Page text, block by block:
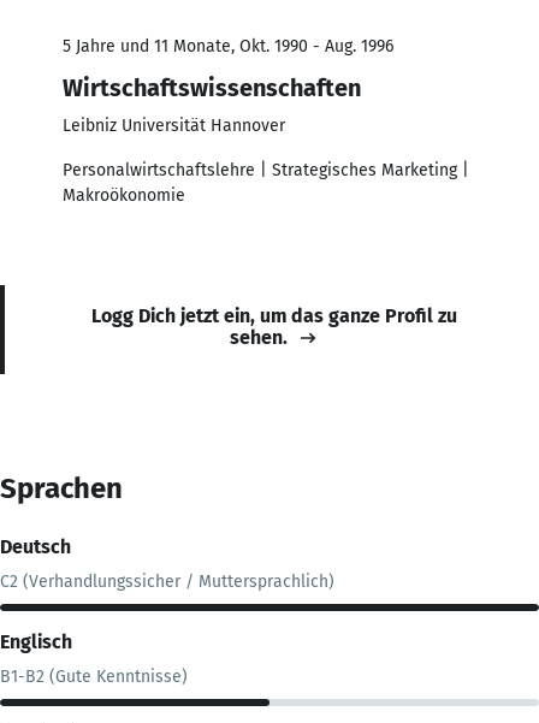
5 Jahre und 11 Monate, Okt. 1990 - Aug. 1996
Wirtschaftswissenschaften
Leibniz Universität Hannover
Personalwirtschaftslehre | Strategisches Marketing |
Makroökonomie
Logg Dich jetzt ein, um das ganze Profil zu
sehen.
Sprachen
Deutsch
C2 (Verhandlungssicher / Muttersprachlich)
Englisch
B1-B2 (Gute Kenntnisse)